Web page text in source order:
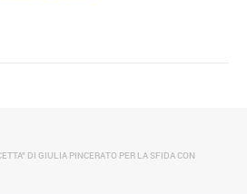
DI GIULIA PINCERATO PER LA SFIDA CON